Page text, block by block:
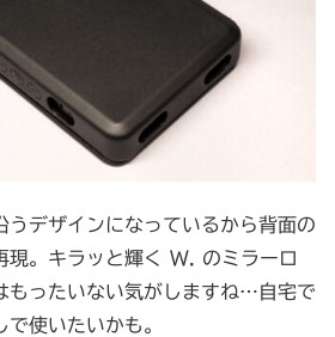
うデザインになっているから背面の
現。キラッと輝く W. のミラーロ
もったいない気がしますね…自宅で
使いたいかも。